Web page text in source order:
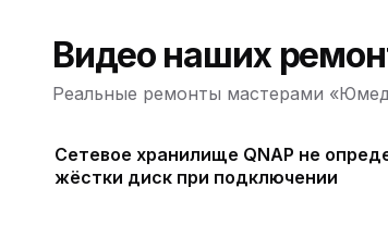
Видео наших
Реальные ремонты мастерами
Сетевое хранилище QNAP не
жёстки диск при подключении